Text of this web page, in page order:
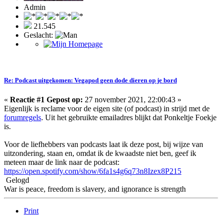
Admin
21.545
Geslacht:
Re: Podcast uitgekomen: Vegapod geen dode dieren op je bord
« Reactie #1 Gepost op: 27 november 2021, 22:00:43 »
Eigenlijk is reclame voor de eigen site (of podcast) in strijd met de
forumregels. Uit het gebruikte emailadres blijkt dat Ponkeltje Foekje
is.
Voor de liefhebbers van podcasts laat ik deze post, bij wijze van
uitzondering, staan en, omdat ik de kwaadste niet ben, geef ik
meteen maar de link naar de podcast:
https://open.spotify.com/show/6fa1s4g6q73n8Izex8P215
Gelogd
War is peace, freedom is slavery, and ignorance is strength
Print